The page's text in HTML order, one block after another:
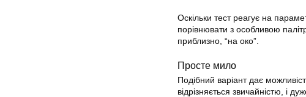
Оскільки тест реагує на
порівнювати з особливою
приблизно, “на око”.
Просте мило
Подібний варіант дає
відрізняється звичайністю, і